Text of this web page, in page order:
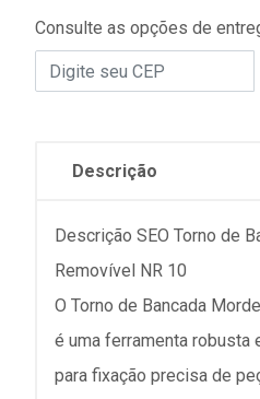
Consulte as opções de
Descrição
Descrição SEO Torno de
Removível NR 10
O Torno de Bancada
é uma ferramenta robusta
para fixação precisa de